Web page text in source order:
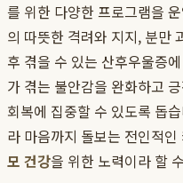
를 위한 다양한 프로그램을
의 따뜻한 격려와 지지, 분만
후 겪을 수 있는 산후우울증
가 겪는 불안감을 완화하고
회복에 집중할 수 있도록 돕
라 마음까지 돌보는 전인적
모 건강을 위한 노력이라 할